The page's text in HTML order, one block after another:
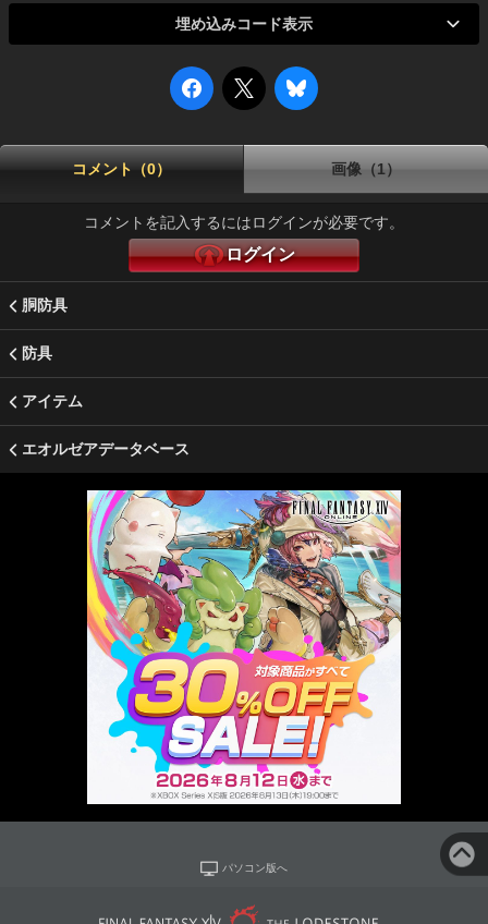
埋め込みコード表示
コメント（0） 画像（1）
コメントを記入するにはログインが必要です。
ログイン
胴防具
防具
アイテム
エオルゼアデータベース
パソコン版へ